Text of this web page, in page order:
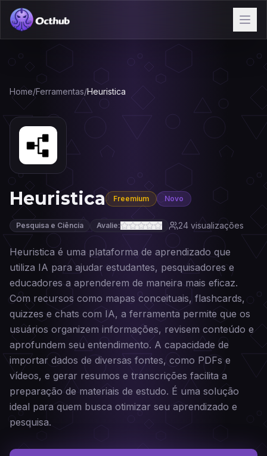
Home/Ferramentas/Heuristica
Heuristica Freemium Novo
Pesquisa e Ciência Avalie: 24 visualizações
Heuristica é uma plataforma de aprendizado que
utiliza IA para ajudar estudantes, pesquisadores e
educadores a aprenderem de maneira mais eficaz.
Com recursos como mapas conceituais, flashcards,
quizzes e chats com IA, a ferramenta permite que os
usuários organizem informações, revisem conteúdo e
aprofundem seu entendimento. A capacidade de
importar dados de diversas fontes, como PDFs e
vídeos, e gerar resumos e transcrições facilita a
preparação de materiais de estudo. É uma solução
ideal para quem busca otimizar seu aprendizado e
pesquisa.